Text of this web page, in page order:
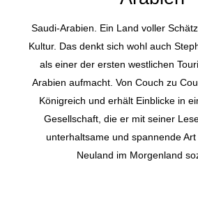
Saudi-Arabien. Ein Land voller
Kultur. Das denkt sich wohl auch
als einer der ersten westlichen
Arabien aufmacht. Von Couch zu
Königreich und erhält Einblicke in
Gesellschaft, die er mit seiner
unterhaltsame und spannende Art
Neuland im Morgenland